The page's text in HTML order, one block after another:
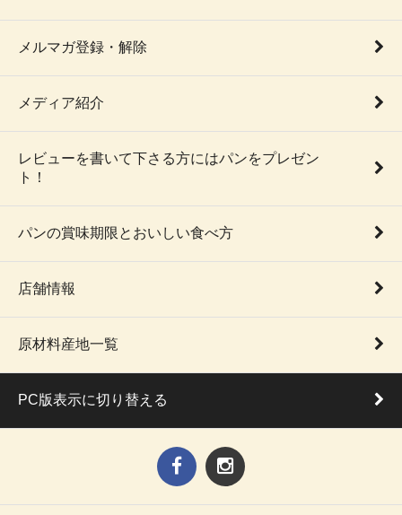
メルマガ登録・解除
メディア紹介
レビューを書いて下さる方にはパンをプレゼン
ト！
パンの賞味期限とおいしい食べ方
店舗情報
原材料産地一覧
PC版表示に切り替える